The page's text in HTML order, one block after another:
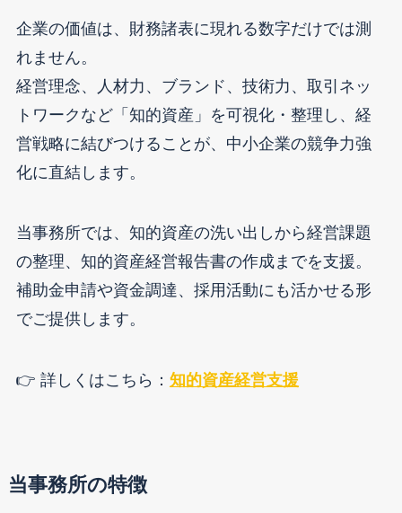
企業の価値は、財務諸表に現れる数字だけでは測
れません。
経営理念、人材力、ブランド、技術力、取引ネッ
トワークなど「知的資産」を可視化・整理し、経
営戦略に結びつけることが、中小企業の競争力強
化に直結します。
当事務所では、知的資産の洗い出しから経営課題
の整理、知的資産経営報告書の作成までを支援。
補助金申請や資金調達、採用活動にも活かせる形
でご提供します。
👉 詳しくはこちら： 知的資産経営支援
当事務所の特徴